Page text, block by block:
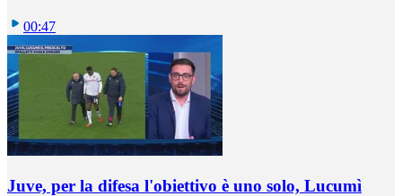
00:47
Juve, per la difesa l'obiettivo è uno solo, Lucumì